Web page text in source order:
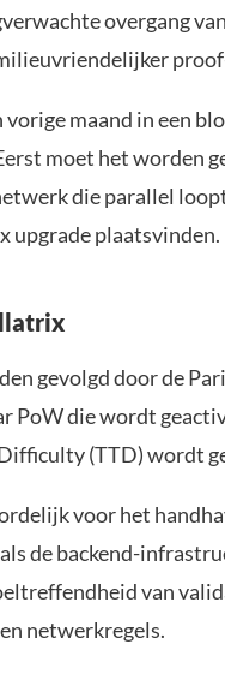
overgang
maand in een
moet het worden
die parallel
upgrade plaatsvinden.
gevolgd door de
PoW die wordt
(TTD) wordt
voor het
de backend-
van
netwerkregels.